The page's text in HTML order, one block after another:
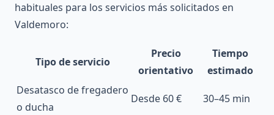
habituales para los servicios más solicitados en
Valdemoro:
Tipo de servicio
Precio
orientativo
Tiempo
estimado
Desatasco de fregadero
o ducha
Desde 60 € 30–45 min